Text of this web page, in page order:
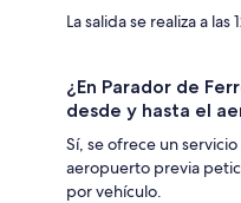
La salida se realiza a las
¿En Parador de
desde y hasta el
Sí, se ofrece un
aeropuerto previa
por vehículo.